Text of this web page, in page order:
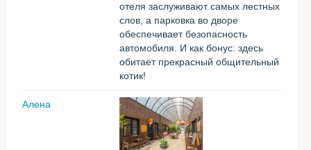
отеля заслуживают самых лестных
слов, а парковка во дворе
обеспечивает безопасность
автомобиля. И как бонус: здесь
обитает прекрасный общительный
котик!
Алена